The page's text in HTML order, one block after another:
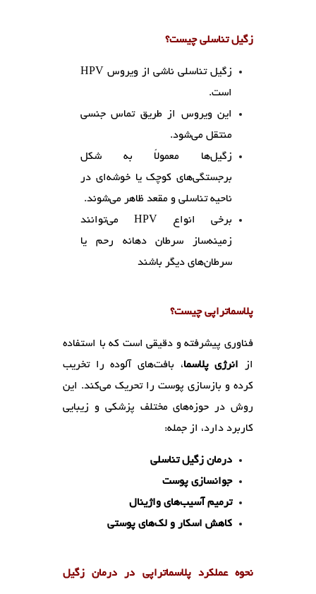
زگیل تناسلی چیست؟
زگیل تناسلی ناشی از ویروس HPV
است.
این ویروس از طریق تماس جنسی
منتقل می‌شود.
زگیل‌ها معمولاً به شکل
برجستگی‌های کوچک یا خوشه‌ای در
ناحیه تناسلی و مقعد ظاهر می‌شوند.
برخی انواع HPV می‌توانند
زمینه‌ساز سرطان دهانه رحم یا
سرطان‌های دیگر باشند
پلاسماتراپی چیست؟
فناوری پیشرفته و دقیقی است که با استفاده
از انرژی پلاسما، بافت‌های آلوده را تخریب
کرده و بازسازی پوست را تحریک می‌کند. این
روش در حوزه‌های مختلف پزشکی و زیبایی
کاربرد دارد، از جمله:
درمان زگیل تناسلی
جوانسازی پوست
ترمیم آسیب‌های واژینال
کاهش اسکار و لک‌های پوستی
نحوه عملکرد پلاسماتراپی در درمان زگیل